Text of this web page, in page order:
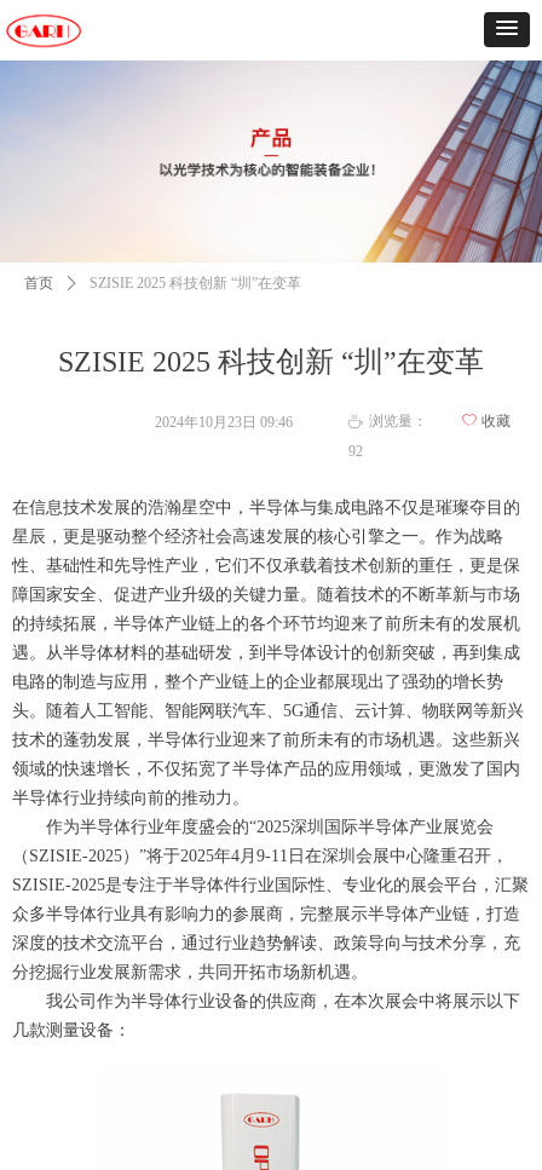
SZISIE 2025 科技创新 “圳”在变革
首页 ꄲ SZISIE 2025 科技创新 “圳”在变革
在信息技术发展的浩瀚星空中，半导体与集成电路不仅是璀璨夺目的
星辰，更是驱动整个经济社会高速发展的核心引擎之一。作为战略
性、基础性和先导性产业，它们不仅承载着技术创新的重任，更是保
障国家安全、促进产业升级的关键力量。随着技术的不断革新与市场
的持续拓展，半导体产业链上的各个环节均迎来了前所未有的发展机
遇。从半导体材料的基础研发，到半导体设计的创新突破，再到集成
电路的制造与应用，整个产业链上的企业都展现出了强劲的增长势
头。随着人工智能、智能网联汽车、5G通信、云计算、物联网等新兴
技术的蓬勃发展，半导体行业迎来了前所未有的市场机遇。这些新兴
领域的快速增长，不仅拓宽了半导体产品的应用领域，更激发了国内
半导体行业持续向前的推动力。
作为半导体行业年度盛会的“2025深圳国际半导体产业展览会
（SZISIE-2025）”将于2025年4月9-11日在深圳会展中心隆重召开，
SZISIE-2025是专注于半导体件行业国际性、专业化的展会平台，汇聚
众多半导体行业具有影响力的参展商，完整展示半导体产业链，打造
深度的技术交流平台，通过行业趋势解读、政策导向与技术分享，充
分挖掘行业发展新需求，共同开拓市场新机遇。
我公司作为半导体行业设备的供应商，在本次展会中将展示以下
几款测量设备：
2024年10月23日 09:46 ꄘ 浏览量：
92
ꄀ 收藏